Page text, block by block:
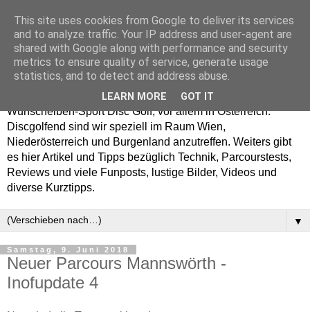
Enjoy Disc Golf and let
your Putterfly
Auf putterfly.at dreht sich alles um den Frisbee- bzw.
Wurfscheiben-Sport Disc Golf, vor allem in Österreich.
Discgolfend sind wir speziell im Raum Wien,
Niederösterreich und Burgenland anzutreffen. Weiters gibt
es hier Artikel und Tipps bezüglich Technik, Parcourstests,
Reviews und viele Funposts, lustige Bilder, Videos und
diverse Kurztipps.
▼
Samstag, 9. Juni 2018
Neuer Parcours Mannswörth -
Inofupdate 4
This site uses cookies from Google to deliver its services
and to analyze traffic. Your IP address and user-agent are
shared with Google along with performance and security
metrics to ensure quality of service, generate usage
statistics, and to detect and address abuse.
LEARN MORE GOT IT